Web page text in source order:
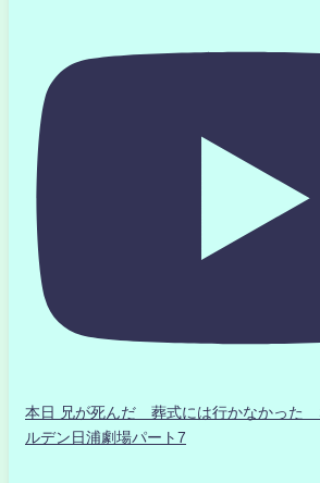
本日 兄が死んだ 葬式には行かなかった
ルデン日浦劇場パート7